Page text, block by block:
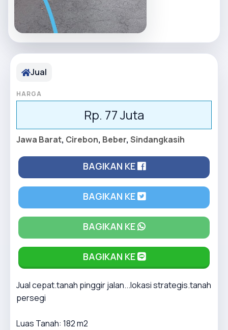
Jual
HARGA
Rp. 77 Juta
Jawa Barat, Cirebon, Beber, Sindangkasih
BAGIKAN KE
BAGIKAN KE
BAGIKAN KE
BAGIKAN KE
Jual cepat.tanah pinggir jalan...lokasi strategis.tanah
persegi
Luas Tanah: 182 m2